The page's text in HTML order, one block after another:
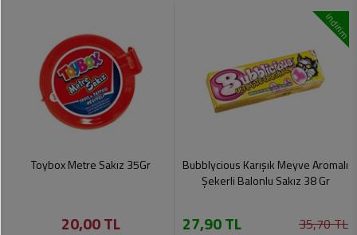
Toybox Metre Sakız 35Gr
20,00 TL
indirim
Bubblycious Karışık Meyve Aromalı
Şekerli Balonlu Sakız 38 Gr
27,90 TL 35,70 TL